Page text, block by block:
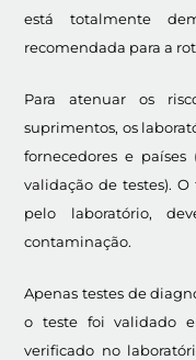
está totalmente
recomendada para a
Para atenuar os
suprimentos, os
fornecedores e países
validação de testes).
pelo laboratório,
contaminação.
Apenas testes de
o teste foi validado
verificado no